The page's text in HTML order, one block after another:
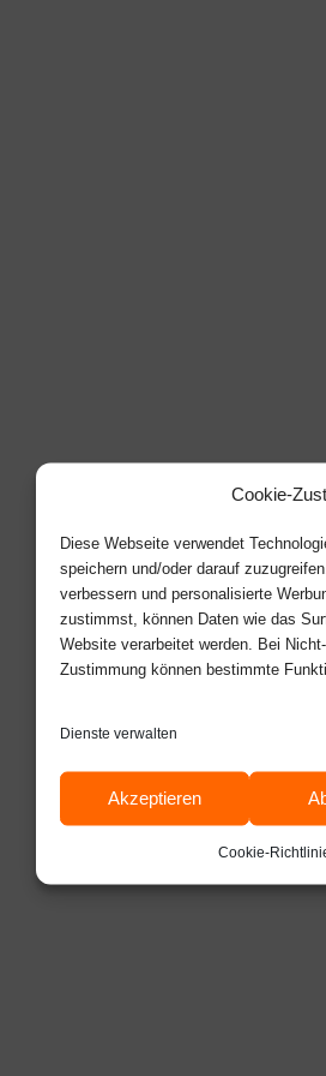
Cookie-
Diese Webseite verwendet
speichern und/oder darauf
verbessern und personalisierte
zustimmst, können Daten wie das
Website verarbeitet werden. Bei
Zustimmung können bestimmte
Dienste verwalten
Akzeptieren
Cookie-